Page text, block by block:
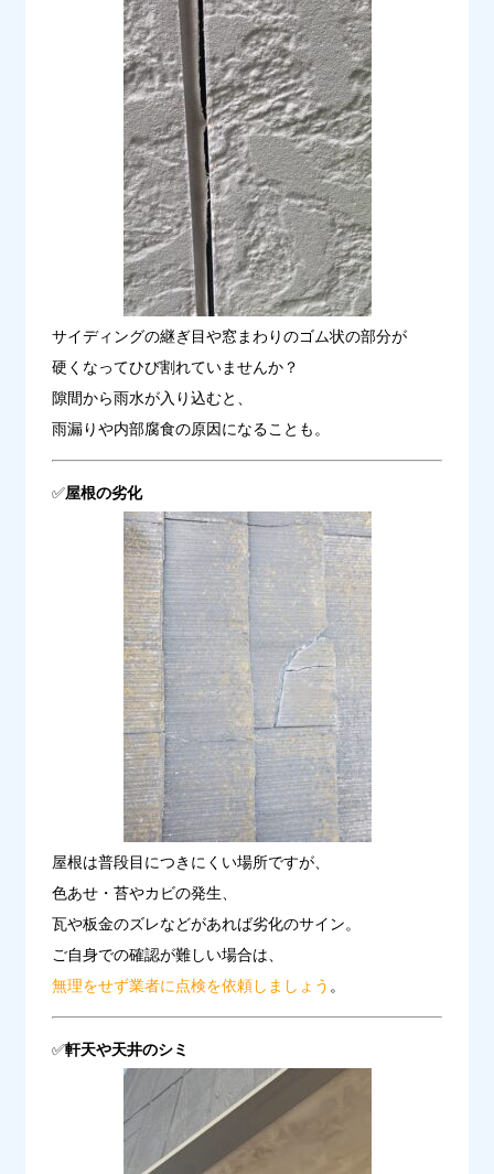
サイディングの継ぎ目や窓まわりのゴム状の部分が
硬くなってひび割れていませんか？
隙間から雨水が入り込むと、
雨漏りや内部腐食の原因になることも。
✅屋根の劣化
屋根は普段目につきにくい場所ですが、
色あせ・苔やカビの発生、
瓦や板金のズレなどがあれば劣化のサイン。
無理をせず業者に点検を依頼しましょう 。
✅軒天や天井のシミ